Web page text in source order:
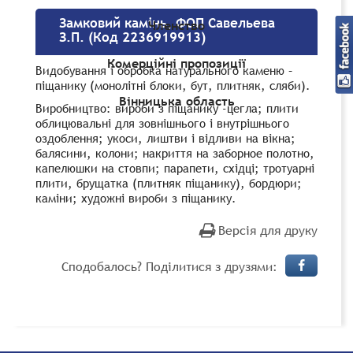
Членство
Комерційні пропозиції
Вінницька область
Замковий камінь, ФОП Савельева
З.П. (Код 2236919913)
Видобування і обробка натурального каменю –
піщанику (монолітні блоки, бут, плитняк, сляби).
Виробництво: вироби з піщанику -цегла; плити
облицювальні для зовнішнього і внутрішнього
оздоблення; укоси, лиштви і відливи на вікна;
балясини, колони; накриття на заборное полотно,
капелюшки на стовпи; парапети, східці; тротуарні
плити, брущатка (плитняк піщанику), бордюри;
каміни; художні вироби з піщанику.
Версія для друку
Сподобалось? Поділитися з друзями: